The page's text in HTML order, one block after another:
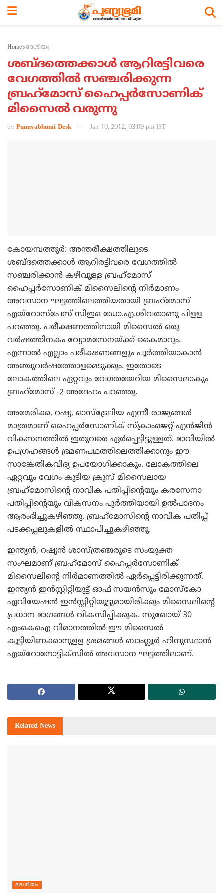
Home ദേശീയം
ശബ്ദത്തെക്കാള്‍ ആറിരട്ടിവരെ
വേഗത്തില്‍ സഞ്ചരിക്കുന്ന
ബ്രഹ്‌മോസ് ഹൈപ്പര്‍സോണിക്
മിസൈല്‍ വരുന്നു
by Punnyabhumi Desk Jan 10, 2012, 03:09 pm IST
കോയമ്പത്തൂര്‍: അന്തരീക്ഷത്തിലൂടെ
ശബ്ദത്തെക്കാള്‍ ആറിരട്ടിവരെ വേഗത്തില്‍
സഞ്ചരിക്കാന്‍ കഴിവുള്ള ബ്രഹ്‌മോസ്
ഹൈപ്പര്‍സോണിക് മിസൈലിന്റെ നിര്‍മാണം
അവസാന ഘട്ടത്തിലെത്തിയതായി ബ്രഹ്‌മോസ്
എയ്‌റോസ്‌പേസ് സിഇഒ ഡോ.എ.ശിവതാണു പിളള
പറഞ്ഞു. പരീക്ഷണത്തിനായി മിസൈല്‍ ഒരു
വര്‍ഷത്തിനകം വ്യോമസേനയ്ക്ക് കൈമാറും.
എന്നാല്‍ എല്ലാം പരീക്ഷണങ്ങളും പൂര്‍ത്തിയാകാന്‍
അഞ്ചുവര്‍ഷത്തോളമെടുക്കും. ഇതോടെ
ലോകത്തിലെ ഏറ്റവും വേഗതയേറിയ മിസൈലാകും
ബ്രഹ്‌മോസ് -2 അദേഹം പറഞ്ഞു.
അമേരിക്ക, റഷ്യ, ഓസ്‌ട്രേലിയ എന്നീ രാജ്യങ്ങള്‍
മാത്രമാണ് ഹൈപ്പര്‍സോണിക് സ്‌ക്രാംജെറ്റ് എന്‍ജിന്‍
വികസനത്തില്‍ ഇതുവരെ ഏര്‍പ്പെട്ടിട്ടുള്ളത്. ഭാവിയില്‍
ഉപഗ്രഹങ്ങള്‍ ഭ്രമണപഥത്തിലെത്തിക്കാനും ഈ
സാങ്കേതികവിദ്യ ഉപയോഗിക്കാകും. ലോകത്തിലെ
ഏറ്റവും വേഗം കൂടിയ ക്രൂസ് മിസൈലായ
ബ്രഹ്‌മോസിന്റെ നാവിക പതിപ്പിന്റെയും കരസേനാ
പതിപ്പിന്റെയും വികസനം പൂര്‍ത്തിയായി ഉല്‍പാദനം
ആരംഭിച്ചുകഴിഞ്ഞു. ബ്രഹ്‌മോസിന്റെ നാവിക പതിപ്പ്
പടക്കപ്പലുകളില്‍ സ്ഥാപിച്ചുകഴിഞ്ഞു.
ഇന്ത്യന്‍, റഷ്യന്‍ ശാസ്ത്രഞ്ജരുടെ സംയുക്ത
സംഘമാണ് ബ്രഹ്‌മോസ് ഹൈപ്പര്‍സോണിക്
മിസൈലിന്റെ നിര്‍മാണത്തില്‍ ഏര്‍പ്പെട്ടിരിക്കുന്നത്.
ഇന്ത്യന്‍ ഇന്‍സ്റ്റിറ്റിയൂട്ട് ഓഫ് സയന്‍സും മോസ്‌കോ
ഏവിയേഷന്‍ ഇന്‍സ്റ്റിറ്റിയൂട്ടുമായിരിക്കും മിസൈലിന്റെ
പ്രധാന ഭാഗങ്ങള്‍ വികസിപ്പിക്കുക. സുഖോയ് 30
എംകെഐ വിമാനത്തില്‍ ഈ മിസൈല്‍
കൂട്ടിയിണക്കാനുളള ശ്രമങ്ങള്‍ ബാംഗ്ലൂര്‍ ഹിന്ദുസ്ഥാന്‍
എയ്‌റോനോട്ടിക്‌സില്‍ അവസാന ഘട്ടത്തിലാണ്.
Related News
ദേശീയം